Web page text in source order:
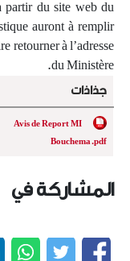
partir du site web du
auront à remplir
retourner à l’adresse
du Ministère.
جذاذات
Avis de Report MI
Bouchema.pdf
المشاركة في